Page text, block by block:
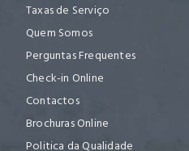
Taxas de Serviço
Quem Somos
Perguntas Frequentes
Check-in Online
Contactos
Brochuras Online
Politica da Qualidade